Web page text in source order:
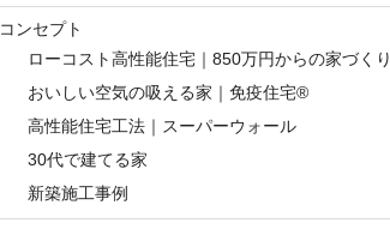
ン
コンセプト
ローコスト高性能住宅｜850万円からの家づくり
おいしい空気の吸える家｜免疫住宅®
高性能住宅工法｜スーパーウォール
30代で建てる家
新築施工事例